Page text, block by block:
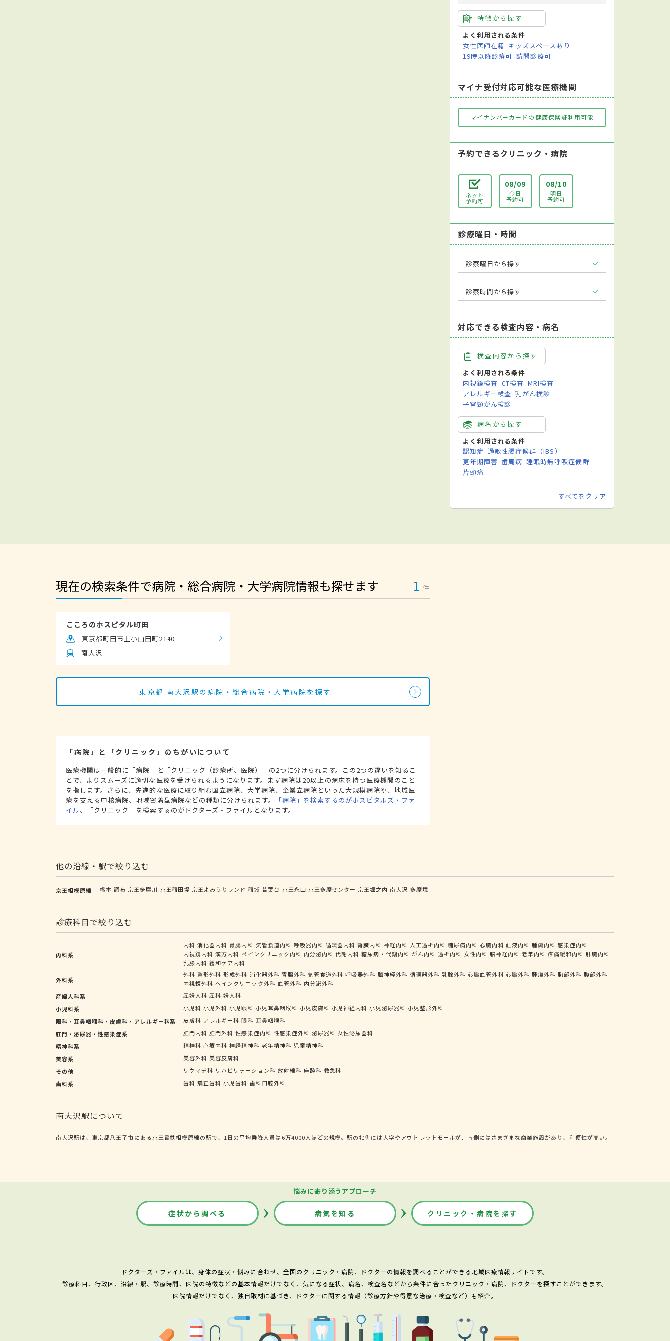
特徴から探す
よく利用される条件
女性医師在籍 キッズスペースあり
19時以降診療可 訪問診療可
マイナ受付対応可能な医療機関
マイナンバーカードの健康保険証利用可能
予約できるクリニック・病院
ネット
予約可
08/09
今日
予約可
08/10
明日
予約可
診療曜日・時間
診察曜日から探す
診察時間から探す
対応できる検査内容・病名
検査内容から探す
よく利用される条件
内視鏡検査 CT検査 MRI検査
アレルギー検査 乳がん検診
子宮頸がん検診
病名から探す
よく利用される条件
認知症 過敏性腸症候群（IBS）
更年期障害 歯周病 睡眠時無呼吸症候群
片頭痛
すべてをクリア
現在の検索条件で病院・総合病院・大学病院情報も探せます 1 件
こころのホスピタル町田
東京都町田市上小山田町2140
南大沢
東京都 南大沢駅の病院・総合病院・大学病院を探す
「病院」と「クリニック」のちがいについて
医療機関は一般的に「病院」と「クリニック（診療所、医院）」の2つに分けられます。この2つの違いを知るこ
とで、よりスムーズに適切な医療を受けられるようになります。まず病院は20以上の病床を持つ医療機関のこと
を指します。さらに、先進的な医療に取り組む国立病院、大学病院、企業立病院といった大規模病院や、地域医
療を支える中核病院、地域密着型病院などの種類に分けられます。
「病院」を検索するのがホスピタルズ・ファ
イル、「クリニック」を検索するのがドクターズ・ファイルとなります。
他の沿線・駅で絞り込む
京王相模原線 橋本 調布 京王多摩川 京王稲田堤 京王よみうりランド 稲城 若葉台 京王永山 京王多摩センター 京王堀之内 南大沢 多摩境
診療科目で絞り込む
内科系
内科 消化器内科 胃腸内科 気管食道内科 呼吸器内科 循環器内科 腎臓内科 神経内科 人工透析内科 糖尿病内科 心臓内科 血液内科 腫瘍内科 感染症内科
内視鏡内科 漢方内科 ペインクリニック内科 内分泌内科 代謝内科 糖尿病・代謝内科 がん内科 透析内科 女性内科 脳神経内科 老年内科 疼痛緩和内科 肝臓内科
乳腺内科 緩和ケア内科
外科系
外科 整形外科 形成外科 消化器外科 胃腸外科 気管食道外科 呼吸器外科 脳神経外科 循環器外科 乳腺外科 心臓血管外科 心臓外科 腫瘍外科 胸部外科 腹部外科
内視鏡外科 ペインクリニック外科 血管外科 内分泌外科
産婦人科系
産婦人科 産科 婦人科
小児科系
小児科 小児外科 小児眼科 小児耳鼻咽喉科 小児皮膚科 小児神経内科 小児泌尿器科 小児整形外科
眼科・耳鼻咽喉科・皮膚科・アレルギー科系
皮膚科 アレルギー科 眼科 耳鼻咽喉科
肛門・泌尿器・性感染症系
肛門内科 肛門外科 性感染症内科 性感染症外科 泌尿器科 女性泌尿器科
精神科系
精神科 心療内科 神経精神科 老年精神科 児童精神科
美容系
美容外科 美容皮膚科
その他
リウマチ科 リハビリテーション科 放射線科 麻酔科 救急科
歯科系
歯科 矯正歯科 小児歯科 歯科口腔外科
南大沢駅について
南大沢駅は、東京都八王子市にある京王電鉄相模原線の駅で、1日の平均乗降人員は6万4000人ほどの規模。駅の北側には大学やアウトレットモールが、南側にはさまざまな商業施設があり、利便性が高い。
悩みに寄り添うアプローチ
症状から調べる 病気を知る クリニック・病院を探す
ドクターズ・ファイルは、身体の症状・悩みに合わせ、全国のクリニック・病院、ドクターの情報を調べることができる地域医療情報サイトです。
診療科目、行政区、沿線・駅、診療時間、医院の特徴などの基本情報だけでなく、気になる症状、病名、検査名などから条件に合ったクリニック・病院、ドクターを探すことができます。
医院情報だけでなく、独自取材に基づき、ドクターに関する情報（診療方針や得意な治療・検査など）も紹介。